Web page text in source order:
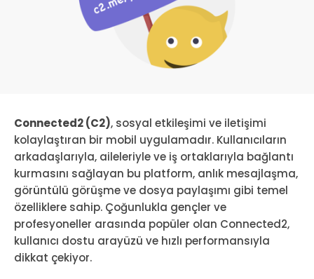
Connected2 (C2), sosyal etkileşimi ve iletişimi
kolaylaştıran bir mobil uygulamadır. Kullanıcıların
arkadaşlarıyla, aileleriyle ve iş ortaklarıyla bağlantı
kurmasını sağlayan bu platform, anlık mesajlaşma,
görüntülü görüşme ve dosya paylaşımı gibi temel
özelliklere sahip. Çoğunlukla gençler ve
profesyoneller arasında popüler olan Connected2,
kullanıcı dostu arayüzü ve hızlı performansıyla
dikkat çekiyor.